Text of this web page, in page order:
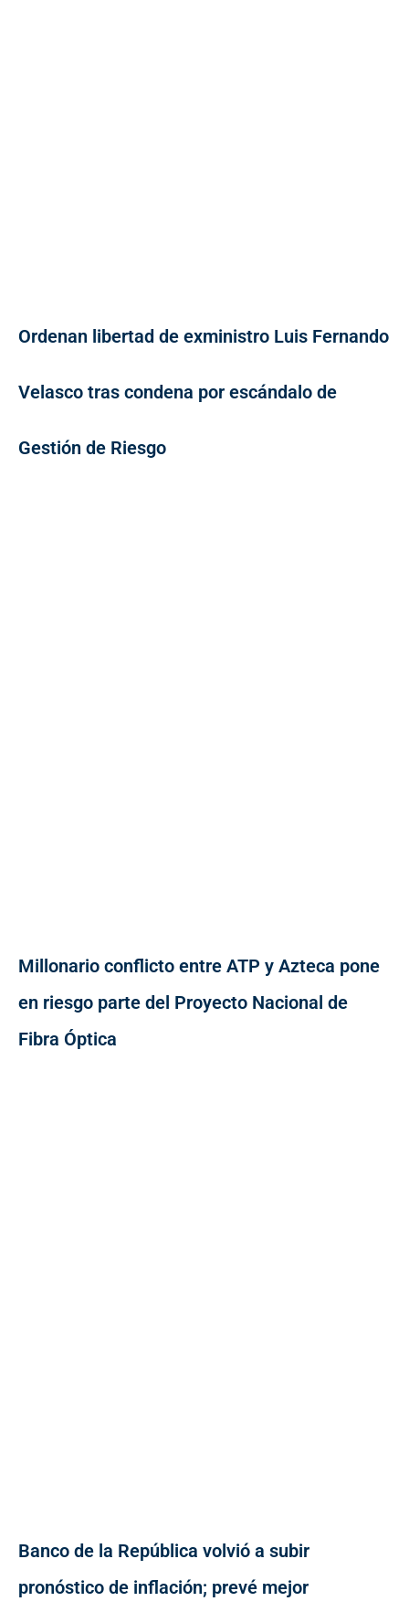
Ordenan libertad de exministro Luis Fernando
Velasco tras condena por escándalo de
Gestión de Riesgo
Millonario conflicto entre ATP y Azteca pone
en riesgo parte del Proyecto Nacional de
Fibra Óptica
Banco de la República volvió a subir
pronóstico de inflación; prevé mejor